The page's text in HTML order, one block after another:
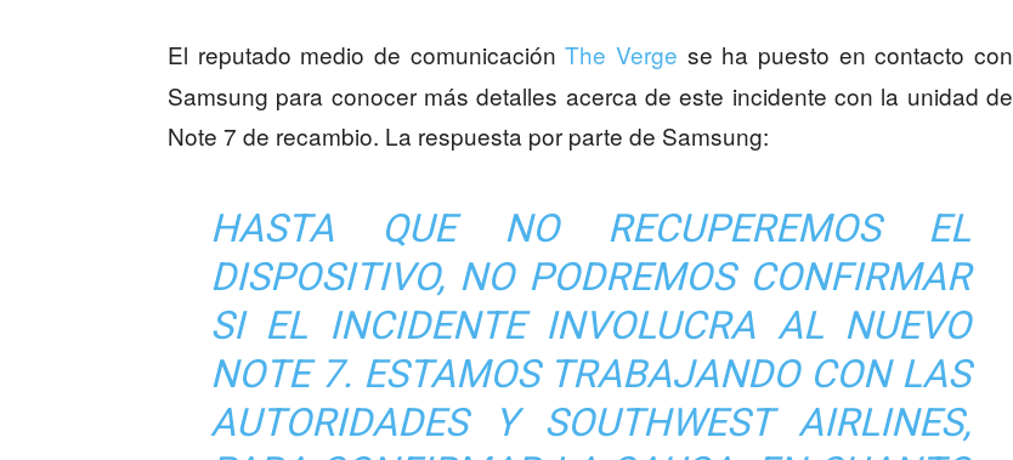
El reputado medio de comunicaciónThe Verge se ha puesto en contacto con
Samsung para conocer más detalles acerca de este incidente con la unidad de
Note 7 de recambio. La respuesta por parte de Samsung:
HASTA QUE NO RECUPEREMOS EL
DISPOSITIVO, NO PODREMOS CONFIRMAR
SI EL INCIDENTE INVOLUCRA AL NUEVO
NOTE 7. ESTAMOS TRABAJANDO CON LAS
AUTORIDADES Y SOUTHWEST AIRLINES,